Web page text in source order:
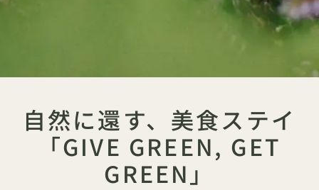
自然に還す、美食ステイ
「GIVE GREEN, GET
GREEN」